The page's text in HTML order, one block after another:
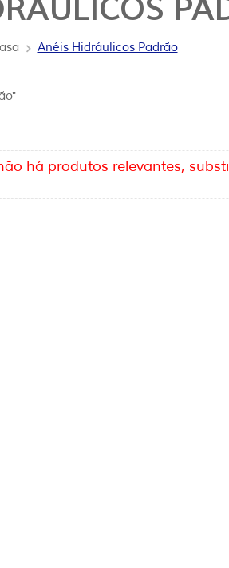
Anéis Hidráulicos Padrão
há produtos relevantes,